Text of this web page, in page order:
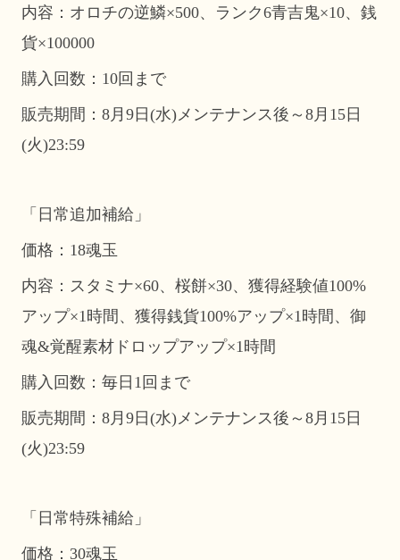
内容：オロチの逆鱗×500、ランク6青吉鬼×10、銭
貨×100000
購入回数：10回まで
販売期間：8月9日(水)メンテナンス後～8月15日
(火)23:59
「日常追加補給」
価格：18魂玉
内容：スタミナ×60、桜餅×30、獲得経験値100%
アップ×1時間、獲得銭貨100%アップ×1時間、御
魂&覚醒素材ドロップアップ×1時間
購入回数：毎日1回まで
販売期間：8月9日(水)メンテナンス後～8月15日
(火)23:59
「日常特殊補給」
価格：30魂玉